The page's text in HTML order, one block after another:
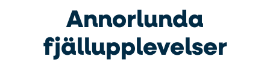
Annorlunda
fjällupplevelser